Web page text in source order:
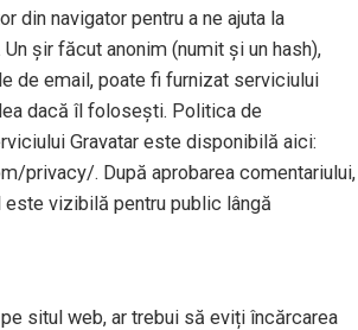
din navigator pentru a ne ajuta la
șir făcut anonim (numit și un hash),
de email, poate fi furnizat serviciului
dacă îl folosești. Politica de
Gravatar este disponibilă aici:
privacy/. După aprobarea comentariului,
vizibilă pentru public lângă
situl web, ar trebui să eviți încărcarea